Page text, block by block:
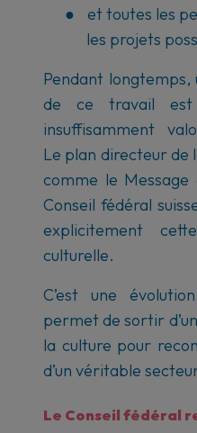
●
et toutes les
les projets
Pendant
de ce travail est
insuffisamment
Le plan directeur de
comme le
Conseil fédéral
explicitement
culturelle.
C’est une
permet de sortir
la culture pour
d’un véritable
Le Conseil fédéral